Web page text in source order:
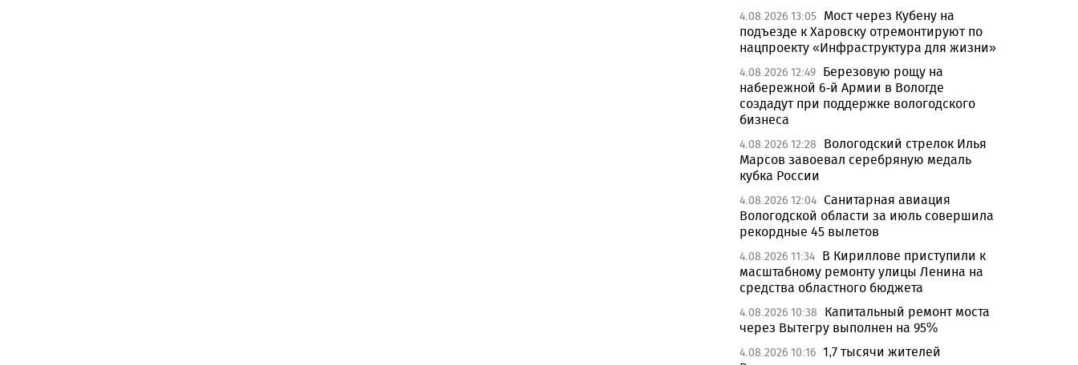
4.08.2026 13:05 Мост через Кубену на
подъезде к Харовску отремонтируют по
нацпроекту «Инфраструктура для жизни»
4.08.2026 12:49 Березовую рощу на
набережной 6-й Армии в Вологде
создадут при поддержке вологодского
бизнеса
4.08.2026 12:28
Вологодский стрелок Илья
Марсов завоевал серебряную медаль
кубка России
4.08.2026 12:04 Санитарная авиация
Вологодской области за июль совершила
рекордные 45 вылетов
4.08.2026 11:34 В Кириллове приступили к
масштабному ремонту улицы Ленина на
средства областного бюджета
4.08.2026 10:38
Капитальный ремонт моста
через Вытегру выполнен на 95%
4.08.2026 10:16 1,7 тысячи жителей